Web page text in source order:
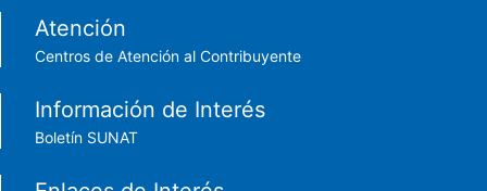
Footer menu
Atención
Centros de Atención al Contribuyente
Información de Interés
Boletín SUNAT